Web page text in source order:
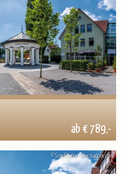
ab € 789,-
© Sina Ettmer - stock.adobe.com